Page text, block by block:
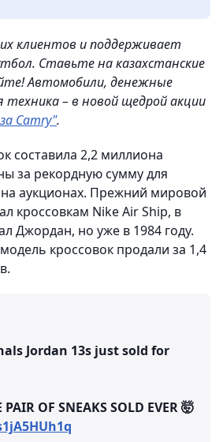
клиентов и поддерживает
Ставьте на казахстанские
Автомобили, денежные
техника – в новой щедрой акции
Camry".
составила 2,2 миллиона
за рекордную сумму для
аукционах. Прежний мировой
кроссовкам Nike Air Ship, в
Джордан, но уже в 1984 году.
кроссовок продали за 1,4
Jordan 13s just sold for
PAIR OF SNEAKS SOLD EVER 🤯